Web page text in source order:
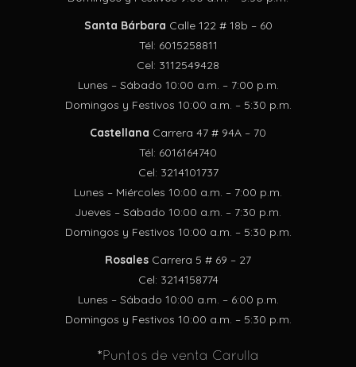
Santa Bárbara Calle 122 # 18b – 60
Tél: 6015258811
Cel: 3112549428
Lunes – Sábado 10:00 a.m. – 7:00 p.m.
Domingos y Festivos 10:00 a.m. – 5:30 p.m.
Castellana Carrera 47 # 94A – 70
Tél: 6016164740
Cel: 3214101737
Lunes – Miércoles 10:00 a.m. – 7:00 p.m.
Jueves – Sábado 10:00 a.m. – 7:30 p.m.
Domingos y Festivos 10:00 a.m. – 5:30 p.m.
Rosales Carrera 5 # 69 – 27
Cel: 3214158774
Lunes – Sábado 10:00 a.m. – 6:00 p.m.
Domingos y Festivos 10:00 a.m. – 5:30 p.m.
*Puntos de venta Carulla